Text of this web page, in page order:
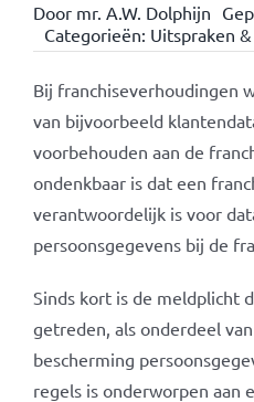
Door mr. A.W. Dolphijn
Categorieën: Uitspraken
Bij franchiseverhoudingen
van bijvoorbeeld
voorbehouden aan de
ondenkbaar is dat een
verantwoordelijk is voor
persoonsgegevens bij de
Sinds kort is de meldplicht
getreden, als onderdeel
bescherming
regels is onderworpen aan